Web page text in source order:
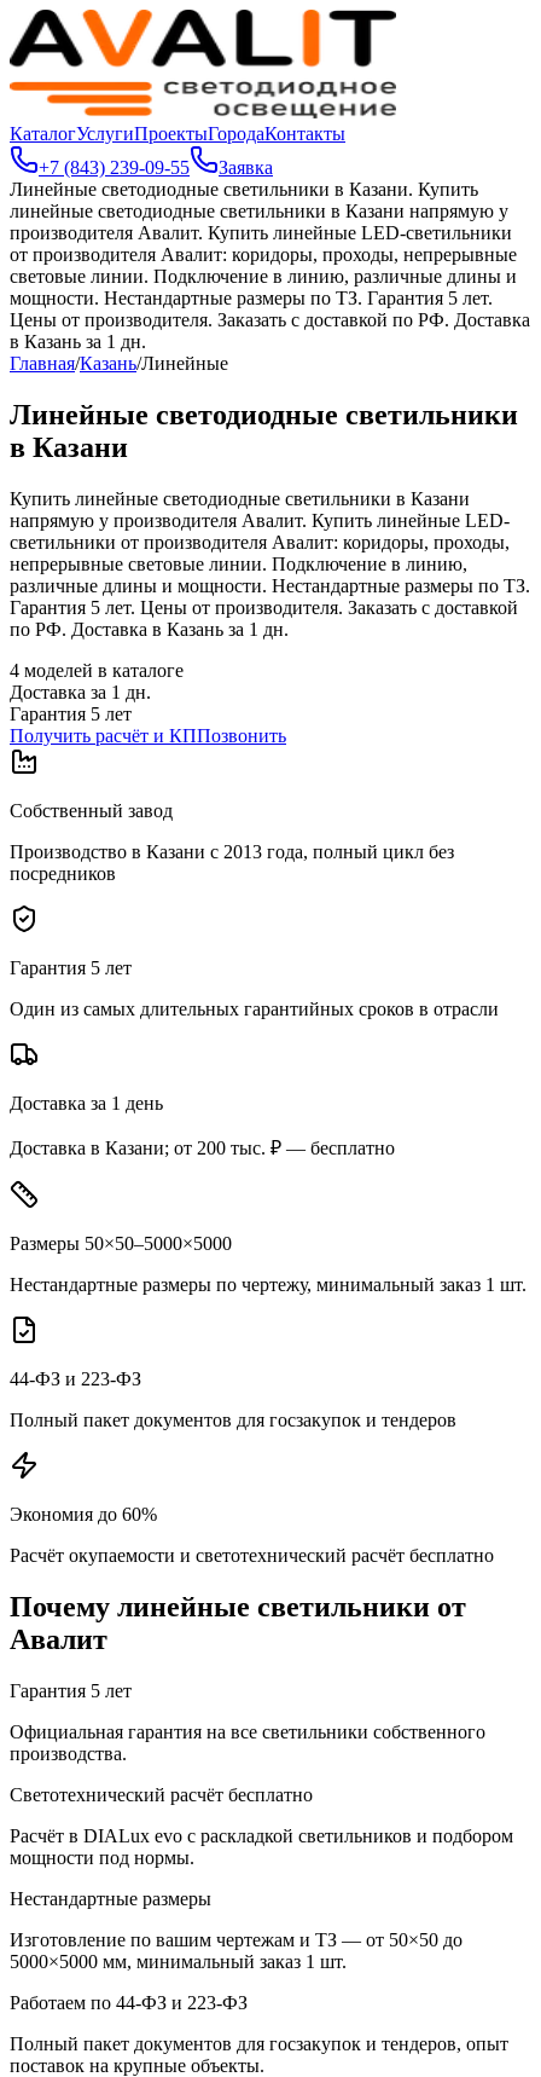
КаталогУслугиПроектыГородаКонтакты
+7 (843) 239-09-55
Заявка
Линейные светодиодные светильники в Казани. Купить
линейные светодиодные светильники в Казани напрямую у
производителя Авалит. Купить линейные LED-светильники
от производителя Авалит: коридоры, проходы, непрерывные
световые линии. Подключение в линию, различные длины и
мощности. Нестандартные размеры по ТЗ. Гарантия 5 лет.
Цены от производителя. Заказать с доставкой по РФ. Доставка
в Казань за 1 дн.
Главная/Казань/Линейные
Линейные светодиодные светильники
в Казани
Купить линейные светодиодные светильники в Казани
напрямую у производителя Авалит. Купить линейные LED-
светильники от производителя Авалит: коридоры, проходы,
непрерывные световые линии. Подключение в линию,
различные длины и мощности. Нестандартные размеры по ТЗ.
Гарантия 5 лет. Цены от производителя. Заказать с доставкой
по РФ. Доставка в Казань за 1 дн.
4 моделей в каталоге
Доставка за 1 дн.
Гарантия 5 лет
Получить расчёт и КППозвонить
Собственный завод
Производство в Казани с 2013 года, полный цикл без
посредников
Гарантия 5 лет
Один из самых длительных гарантийных сроков в отрасли
Доставка за 1 день
Доставка в Казани; от 200 тыс. ₽ — бесплатно
Размеры 50×50–5000×5000
Нестандартные размеры по чертежу, минимальный заказ 1 шт.
44-ФЗ и 223-ФЗ
Полный пакет документов для госзакупок и тендеров
Экономия до 60%
Расчёт окупаемости и светотехнический расчёт бесплатно
Почему линейные светильники от
Авалит
Гарантия 5 лет
Официальная гарантия на все светильники собственного
производства.
Светотехнический расчёт бесплатно
Расчёт в DIALux evo с раскладкой светильников и подбором
мощности под нормы.
Нестандартные размеры
Изготовление по вашим чертежам и ТЗ — от 50×50 до
5000×5000 мм, минимальный заказ 1 шт.
Работаем по 44-ФЗ и 223-ФЗ
Полный пакет документов для госзакупок и тендеров, опыт
поставок на крупные объекты.